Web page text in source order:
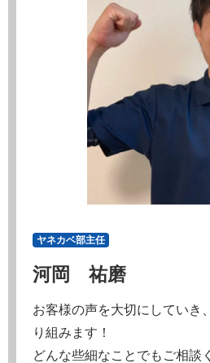
ヤネカベ部主任
河岡 祐磨
お客様の声を大切にしていき
り組みます！
どんな些細なことでもご相談